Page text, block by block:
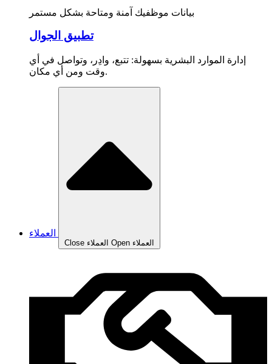
بيانات موظفيك آمنة ومتاحة بشكل مستمر
تطبيق الجوال
إدارة الموارد البشرية بسهولة: تتبع، وادِر، وتواصل في أي
وقت ومن أي مكان.
Close العملاء Open العملاء